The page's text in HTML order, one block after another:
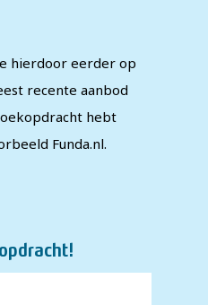
hierdoor eerder op
recente aanbod
hebt
Funda.nl.